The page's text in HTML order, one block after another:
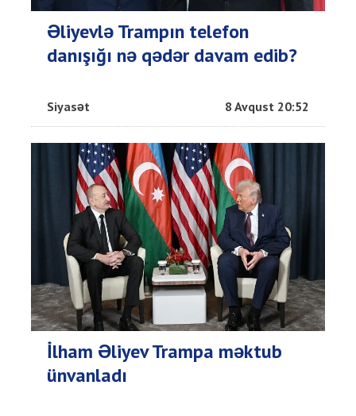
Əliyevlə Trampın telefon
danışığı nə qədər davam edib?
Siyasət 8 Avqust 20:52
İlham Əliyev Trampa məktub
ünvanladı